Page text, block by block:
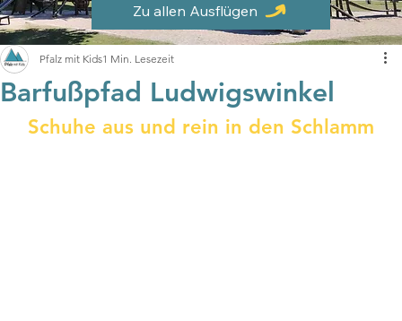
Zu allen Ausflügen
Barfußpfad Ludwigswinkel
Pfalz mit Kids1 Min. Lesezeit
Schuhe aus und rein in den Schlamm